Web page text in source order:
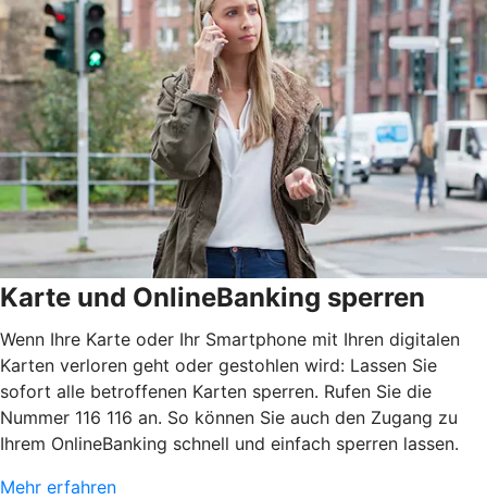
Karte und OnlineBanking sperren
Wenn Ihre Karte oder Ihr Smartphone mit Ihren digitalen
Karten verloren geht oder gestohlen wird: Lassen Sie
sofort alle betroffenen Karten sperren. Rufen Sie die
Nummer 116 116 an. So können Sie auch den Zugang zu
Ihrem OnlineBanking schnell und einfach sperren lassen.
Mehr erfahren